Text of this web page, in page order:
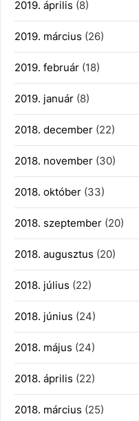
2019. április (8)
2019. március (26)
2019. február (18)
2019. január (8)
2018. december (22)
2018. november (30)
2018. október (33)
2018. szeptember (20)
2018. augusztus (20)
2018. július (22)
2018. június (24)
2018. május (24)
2018. április (22)
2018. március (25)